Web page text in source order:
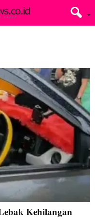
Kehilangan